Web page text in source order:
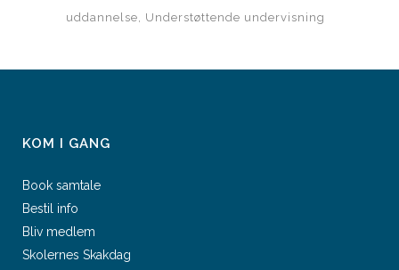
uddannelse
Understøttende undervisning
KOM I GANG
Book samtale
Bestil info
Bliv medlem
Skolernes Skakdag